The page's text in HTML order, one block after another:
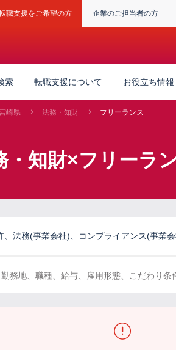
職支援をご希望の方 企業のご担当者の方
索 転職支援について お役立ち情報
崎県 法務・知財 フリーランス
・知財×フリーラ
、法務(事業会社)、コンプライアンス(事業
勤務地、職種、給与、雇用形態、こだわり条